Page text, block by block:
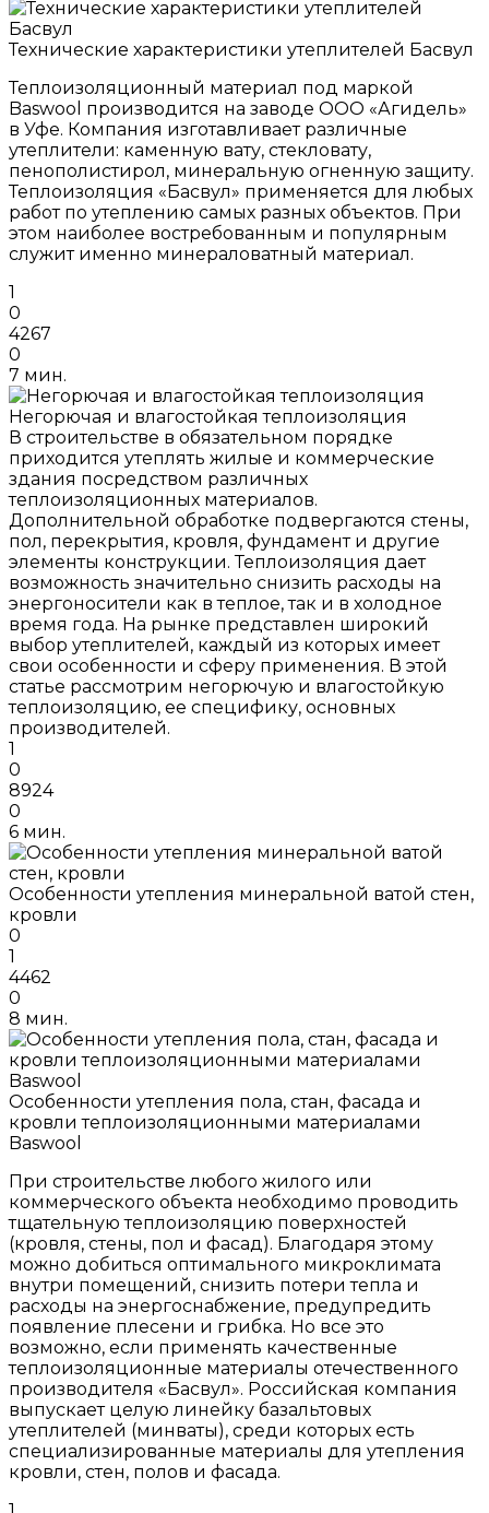
Технические характеристики утеплителей Басвул
Теплоизоляционный материал под маркой
Baswool производится на заводе ООО «Агидель»
в Уфе. Компания изготавливает различные
утеплители: каменную вату, стекловату,
пенополистирол, минеральную огненную защиту.
Теплоизоляция «Басвул» применяется для любых
работ по утеплению самых разных объектов. При
этом наиболее востребованным и популярным
служит именно минераловатный материал.
1
0
4267
0
7 мин.
Негорючая и влагостойкая теплоизоляция
В строительстве в обязательном порядке
приходится утеплять жилые и коммерческие
здания посредством различных
теплоизоляционных материалов.
Дополнительной обработке подвергаются стены,
пол, перекрытия, кровля, фундамент и другие
элементы конструкции. Теплоизоляция дает
возможность значительно снизить расходы на
энергоносители как в теплое, так и в холодное
время года. На рынке представлен широкий
выбор утеплителей, каждый из которых имеет
свои особенности и сферу применения. В этой
статье рассмотрим негорючую и влагостойкую
теплоизоляцию, ее специфику, основных
производителей.
1
0
8924
0
6 мин.
Особенности утепления минеральной ватой стен,
кровли
0
1
4462
0
8 мин.
Особенности утепления пола, стан, фасада и
кровли теплоизоляционными материалами
Baswool
При строительстве любого жилого или
коммерческого объекта необходимо проводить
тщательную теплоизоляцию поверхностей
(кровля, стены, пол и фасад). Благодаря этому
можно добиться оптимального микроклимата
внутри помещений, снизить потери тепла и
расходы на энергоснабжение, предупредить
появление плесени и грибка. Но все это
возможно, если применять качественные
теплоизоляционные материалы отечественного
производителя «Басвул». Российская компания
выпускает целую линейку базальтовых
утеплителей (минваты), среди которых есть
специализированные материалы для утепления
кровли, стен, полов и фасада.